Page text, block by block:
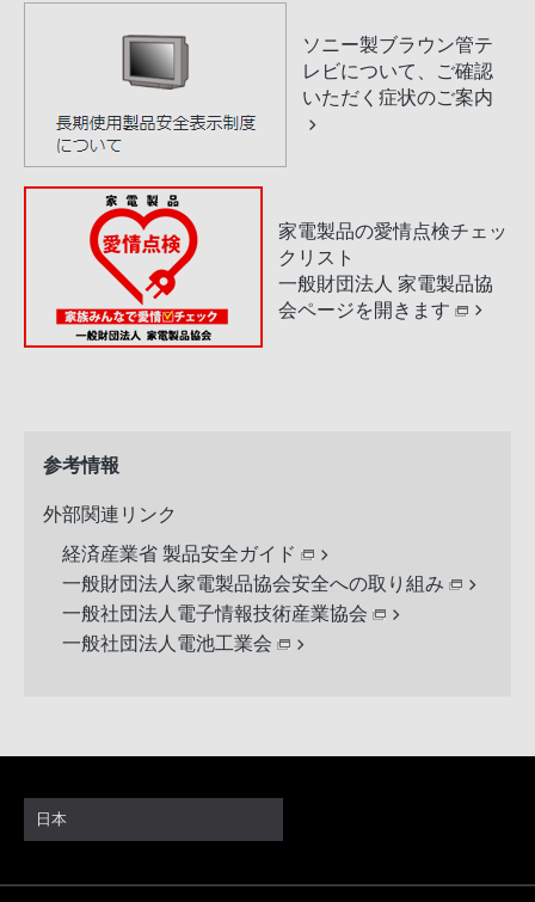
ソニー製ブラウン管テ
レビについて、ご確認
いただく症状のご案内
家電製品の愛情点検チェッ
クリスト
一般財団法人 家電製品協
会ページを開きます
参考情報
外部関連リンク
経済産業省 製品安全ガイド
一般財団法人家電製品協会安全への取り組み
一般社団法人電子情報技術産業協会
一般社団法人電池工業会
日本